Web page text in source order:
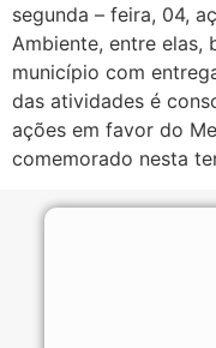
segunda – feira, 04,
Ambiente, entre elas,
município com
das atividades é
ações em favor do
comemorado nesta